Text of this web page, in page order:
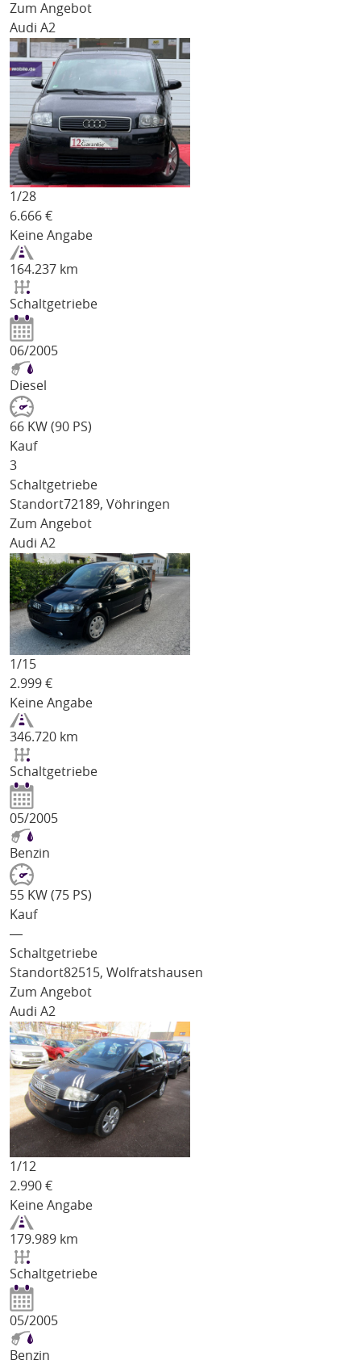
Zum Angebot
Audi A2
1/28
6.666 €
Keine Angabe
164.237 km
Schaltgetriebe
06/2005
Diesel
66 KW (90 PS)
Kauf
3
Schaltgetriebe
Standort72189, Vöhringen
Zum Angebot
Audi A2
1/15
2.999 €
Keine Angabe
346.720 km
Schaltgetriebe
05/2005
Benzin
55 KW (75 PS)
Kauf
―
Schaltgetriebe
Standort82515, Wolfratshausen
Zum Angebot
Audi A2
1/12
2.990 €
Keine Angabe
179.989 km
Schaltgetriebe
05/2005
Benzin